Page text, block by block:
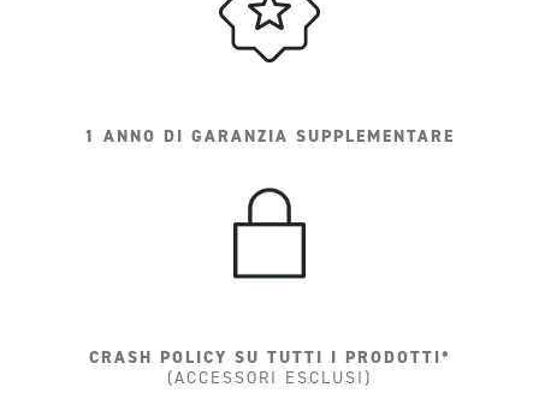
1 ANNO DI GARANZIA SUPPLEMENTARE
CRASH POLICY SU TUTTI I PRODOTTI*
(ACCESSORI ESCLUSI)